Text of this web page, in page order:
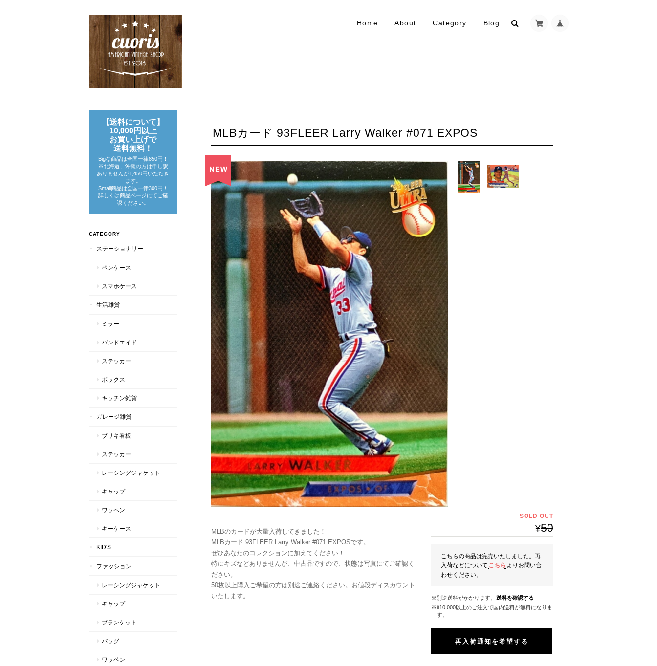
Home About Category Blog
MLBカード 93FLEER Larry Walker #071 EXPOS
MLBのカードが大量入荷してきました！
MLBカード 93FLEER Larry Walker #071 EXPOSです。
ぜひあなたのコレクションに加えてください！
特にキズなどありませんが、中古品ですので、状態は写真にてご確認く
ださい。
50枚以上購入ご希望の方は別途ご連絡ください。お値段ディスカウント
いたします。
SOLD OUT
¥50
こちらの商品は完売いたしました。再
入荷などについて こちら よりお問い合
わせください。
※別途送料がかかります。 送料を確認する
※¥10,000以上のご注文で国内送料が無料になりま
す。
再入荷通知を希望する
【送料について】
10,000円以上
お買い上げで
送料無料！
Bigな商品は全国一律850円！
※北海道、沖縄の方は申し訳
ありませんが1,450円いただき
ます。
Small商品は全国一律300円！
詳しくは商品ページにてご確
認ください。
CATEGORY
ステーショナリー
ペンケース
スマホケース
生活雑貨
ミラー
バンドエイド
ステッカー
ボックス
キッチン雑貨
ガレージ雑貨
ブリキ看板
ステッカー
レーシングジャケット
キャップ
ワッペン
キーケース
KID'S
ファッション
レーシングジャケット
キャップ
ブランケット
バッグ
ワッペン